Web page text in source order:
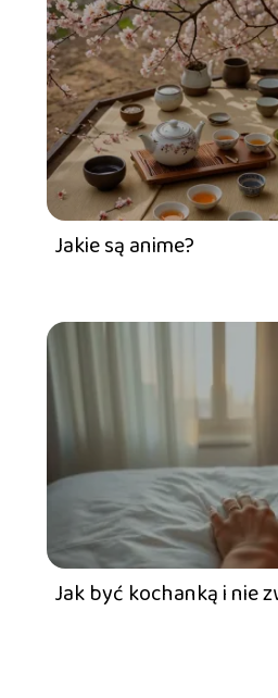
Jakie są anime?
Jak być kochanką i nie